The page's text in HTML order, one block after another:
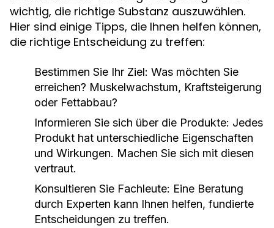
wichtig, die richtige Substanz auszuwählen.
Hier sind einige Tipps, die Ihnen helfen können,
die richtige Entscheidung zu treffen:
Bestimmen Sie Ihr Ziel: Was möchten Sie
erreichen? Muskelwachstum, Kraftsteigerung
oder Fettabbau?
Informieren Sie sich über die Produkte: Jedes
Produkt hat unterschiedliche Eigenschaften
und Wirkungen. Machen Sie sich mit diesen
vertraut.
Konsultieren Sie Fachleute: Eine Beratung
durch Experten kann Ihnen helfen, fundierte
Entscheidungen zu treffen.